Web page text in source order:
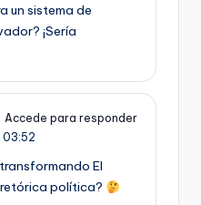
un sistema de
¡Sería
Accede para responder
03:52
El
política?